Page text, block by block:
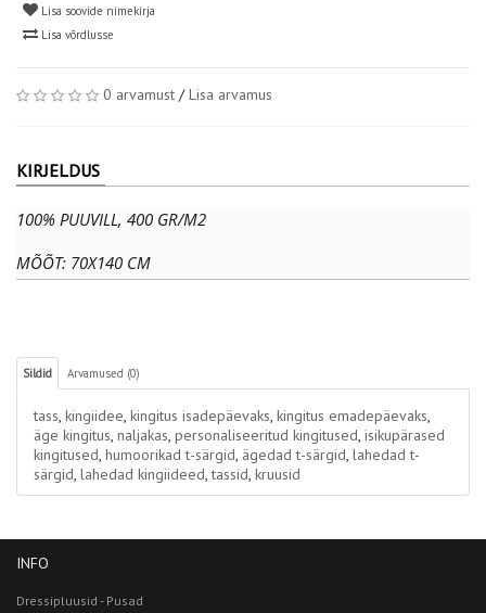
Lisa soovide nimekirja
Lisa võrdlusse
0 arvamust /Lisa arvamus
KIRJELDUS
100% PUUVILL, 400 GR/M2
MÕÕT: 70X140 CM
Sildid Arvamused (0)
tass, kingiidee, kingitus isadepäevaks, kingitus emadepäevaks,
äge kingitus, naljakas, personaliseeritud kingitused, isikupärased
kingitused, humoorikad t-särgid, ägedad t-särgid, lahedad t-
särgid, lahedad kingiideed,tassid, kruusid
INFO
Dressipluusid - Pusad